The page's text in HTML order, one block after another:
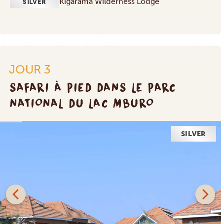
SILVER
JOUR 3
SAFARI À PIED DANS LE PARC
NATIONAL DU LAC MBURO
SILVER